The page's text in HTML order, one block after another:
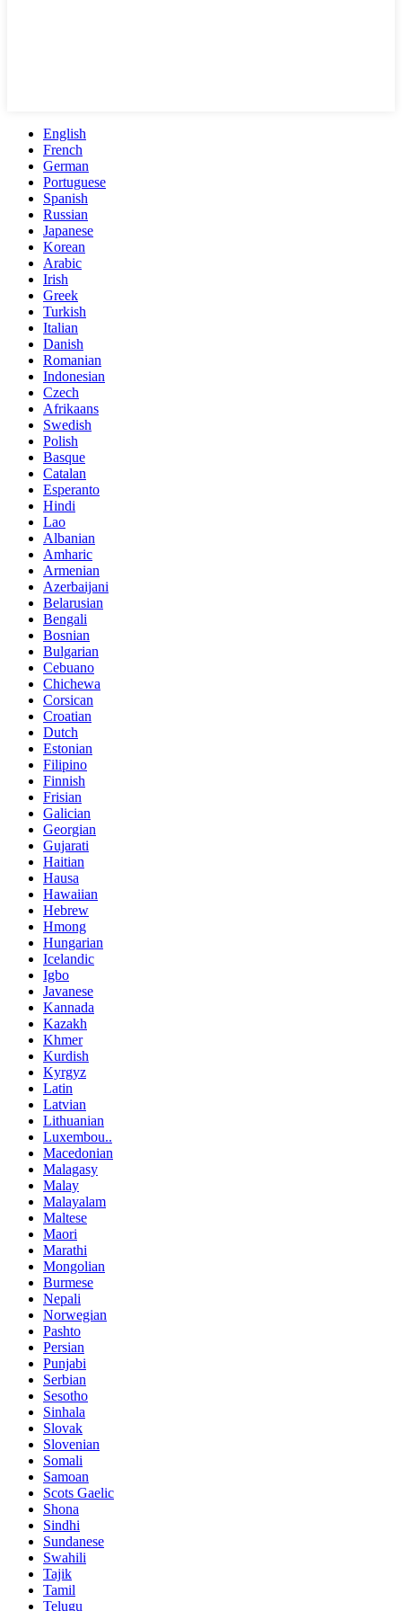
English
French
German
Portuguese
Spanish
Russian
Japanese
Korean
Arabic
Irish
Greek
Turkish
Italian
Danish
Romanian
Indonesian
Czech
Afrikaans
Swedish
Polish
Basque
Catalan
Esperanto
Hindi
Lao
Albanian
Amharic
Armenian
Azerbaijani
Belarusian
Bengali
Bosnian
Bulgarian
Cebuano
Chichewa
Corsican
Croatian
Dutch
Estonian
Filipino
Finnish
Frisian
Galician
Georgian
Gujarati
Haitian
Hausa
Hawaiian
Hebrew
Hmong
Hungarian
Icelandic
Igbo
Javanese
Kannada
Kazakh
Khmer
Kurdish
Kyrgyz
Latin
Latvian
Lithuanian
Luxembou..
Macedonian
Malagasy
Malay
Malayalam
Maltese
Maori
Marathi
Mongolian
Burmese
Nepali
Norwegian
Pashto
Persian
Punjabi
Serbian
Sesotho
Sinhala
Slovak
Slovenian
Somali
Samoan
Scots Gaelic
Shona
Sindhi
Sundanese
Swahili
Tajik
Tamil
Telugu